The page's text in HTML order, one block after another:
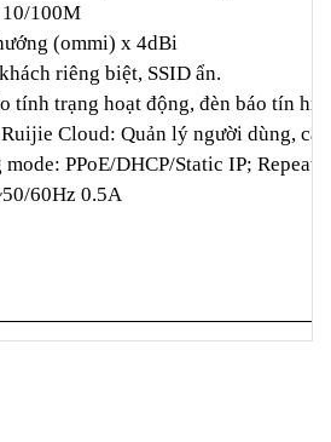
100M
(ommi) x 4dBi
riêng biệt, SSID ẩn.
tính trạng hoạt động, đèn báo tín
Cloud: Quản lý người dùng,
PPoE/DHCP/Static IP;
60Hz 0.5A